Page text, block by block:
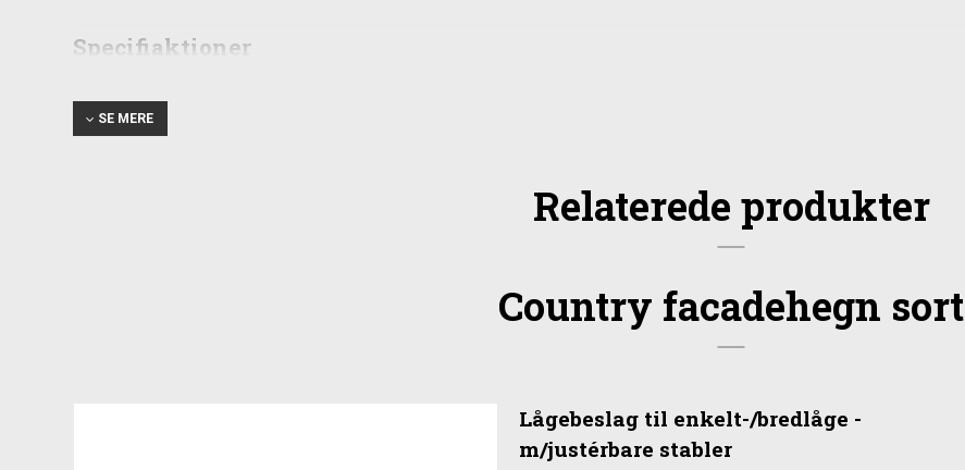
Specifiaktioner
Materiale: Fyr/gran
Overflade: Grundbehandlet og grundmalet sort
SE MERE
Relaterede produkter
Country facadehegn sort
Lågebeslag til enkelt-/bredlåge -
m/justérbare stabler